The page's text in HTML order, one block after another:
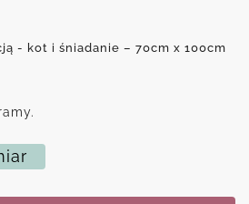
- kot i śniadanie – 70cm x 100cm